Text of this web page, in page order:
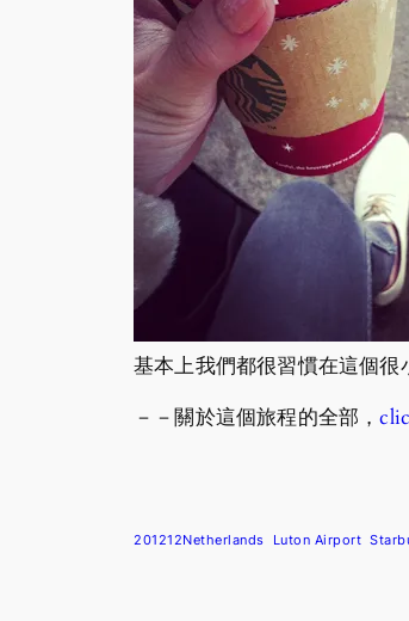
基本上我們都很習慣在這個
－－關於這個旅程的全部，
201212Netherlands Luton Airport